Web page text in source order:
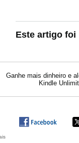
Este artigo
Ganhe mais dinheiro e
Kindle